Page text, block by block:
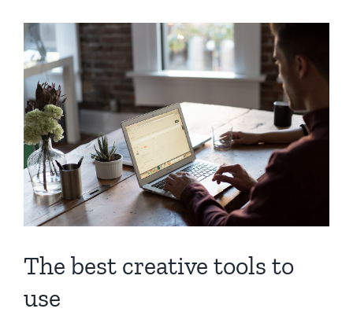
The best creative tools to
use